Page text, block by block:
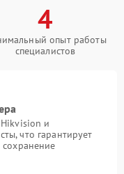
4
опыт работы
специалистов
и
что гарантирует